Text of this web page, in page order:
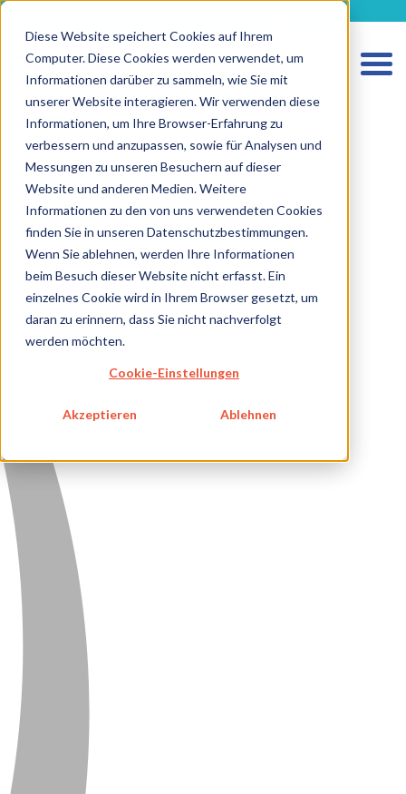
Diese Website speichert Cookies auf Ihrem
Computer. Diese Cookies werden verwendet, um
Informationen darüber zu sammeln, wie Sie mit
unserer Website interagieren. Wir verwenden diese
Informationen, um Ihre Browser-Erfahrung zu
verbessern und anzupassen, sowie für Analysen und
Messungen zu unseren Besuchern auf dieser
Website und anderen Medien. Weitere
Informationen zu den von uns verwendeten Cookies
finden Sie in unseren Datenschutzbestimmungen.
Wenn Sie ablehnen, werden Ihre Informationen
beim Besuch dieser Website nicht erfasst. Ein
einzelnes Cookie wird in Ihrem Browser gesetzt, um
daran zu erinnern, dass Sie nicht nachverfolgt
werden möchten.
Cookie-Einstellungen
Akzeptieren Ablehnen
HOME
LEISTUNGEN MEDIZINPRODUKTE
LEISTUNGEN IVD
ZUKUNFTSSTARKE LÖSUNGEN
ÜBER UNS
KARRIERE
IMPRESSUM
DATENSCHUTZ